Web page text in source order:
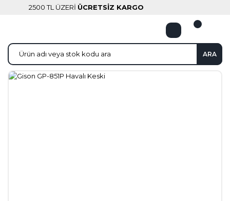
2500 TL ÜZERİ ÜCRETSİZ KARGO
ARA